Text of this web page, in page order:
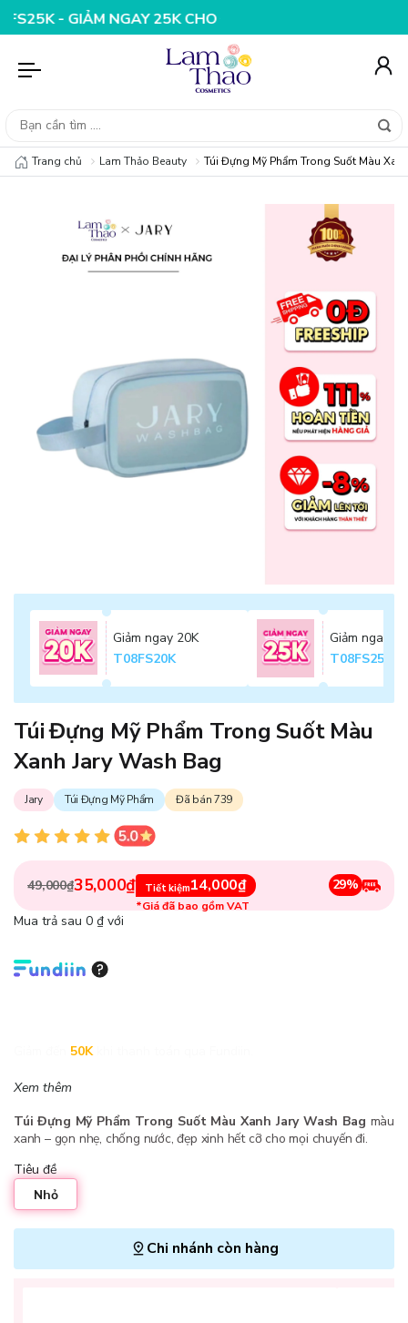
25K CHO ĐƠN HÀNG 99K
Trang chủ Lam Thảo Beauty Túi Đựng Mỹ Phẩm Trong Suốt Màu
Giảm ngay 20K
T08FS20K
Giảm ngay
T08FS25K
Túi Đựng Mỹ Phẩm Trong Suốt Màu
Xanh Jary Wash Bag
Jary Túi Đựng Mỹ Phẩm Đã bán 739
49,000₫35,000₫ Tiết kiệm14,000₫
*Giá đã bao gồm VAT
29%
Mua trả sau 0 ₫ với
50K
Xem thêm
Túi Đựng Mỹ Phẩm Trong Suốt Màu Xanh Jary Wash Bag màu
xanh – gọn nhẹ, chống nước, đẹp xinh hết cỡ cho mọi chuyến đi.
Tiêu đề
Nhỏ
Chi nhánh còn hàng